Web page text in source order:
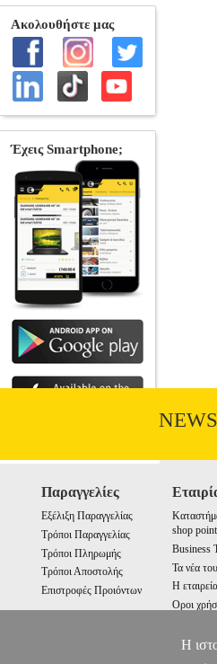
Παραγγελίες
Εξέλιξη Παραγγελίας
Τρόποι Παραγγελίας
Τρόποι Πληρωμής
Τρόποι Αποστολής
Επιστροφές Προιόντων
shop
Business
Τα νέα
Η εταιρεία
Οροι
Η